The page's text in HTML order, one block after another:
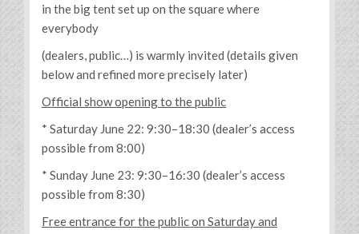
in the big tent set up on the square where
everybody
(dealers, public…) is warmly invited (details given
below and refined more precisely later)
Official show opening to the public
* Saturday June 22: 9:30–18:30 (dealer’s access
possible from 8:00)
* Sunday June 23: 9:30–16:30 (dealer’s access
possible from 8:30)
Free entrance for the public on Saturday and